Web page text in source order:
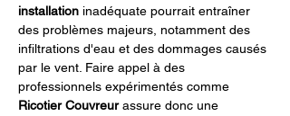
installation inadéquate pourrait entraîner
des problèmes majeurs, notamment des
infiltrations d'eau et des dommages causés
par le vent. Faire appel à des
professionnels expérimentés comme
Ricotier Couvreur assure donc une